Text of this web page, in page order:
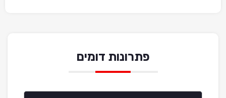
פתרונות דומים